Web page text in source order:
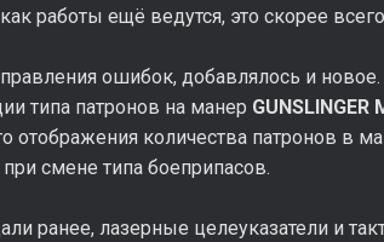
работы ещё ведутся, это скорее
ошибок, добавлялось и
типа патронов на манер GUNSLINGER
отображения количества патронов в
смене типа боеприпасов.
ранее, лазерные целеуказатели и